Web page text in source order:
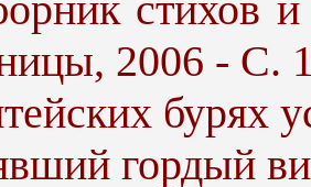
2006 - С.
бурях
гордый